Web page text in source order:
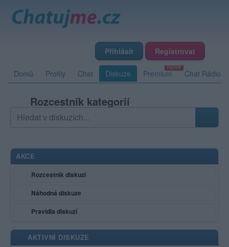
Přihlásit Registrovat
Domů Profily Chat Diskuze Premium Chat Rádio
Rozcestník kategorií
Hledat v diskuzích
AKCE
Rozcestník diskuzí
Náhodná diskuze
Pravidla diskuzí
AKTIVNÍ DISKUZE